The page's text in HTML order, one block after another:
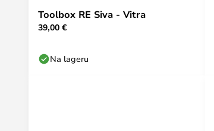
Toolbox RE Siva - Vitra
39,00 €
Na lageru